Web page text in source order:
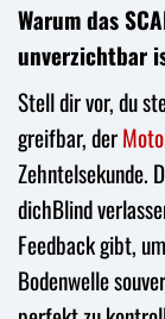
Warum das
unverzichtbar
Stell dir vor, du
greifbar, der
Zehntelsekunde.
dichBlind
Feedback gibt,
Bodenwelle